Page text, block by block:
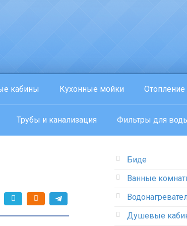
кабины Кухонные мойки Отопление
Трубы и канализация Фильтры для
Биде
Ванные
Душевые